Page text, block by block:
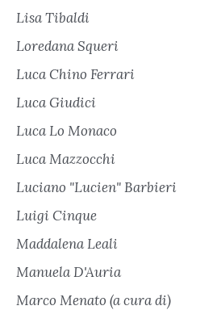
Lisa Tibaldi
Loredana Squeri
Luca Chino Ferrari
Luca Giudici
Luca Lo Monaco
Luca Mazzocchi
Luciano "Lucien" Barbieri
Luigi Cinque
Maddalena Leali
Manuela D'Auria
Marco Menato (a cura di)